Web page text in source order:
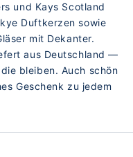
und Kays Scotland
Duftkerzen sowie
mit Dekanter.
aus Deutschland —
bleiben. Auch schön
Geschenk zu jedem